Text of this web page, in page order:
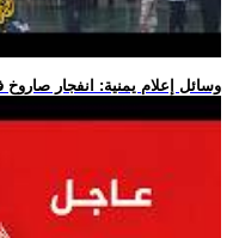
.. وسائل إعلام يمنية: انفجار